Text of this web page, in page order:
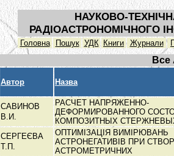
НАУКОВО-
РАДІОАСТРОНОМІЧНОГО
Головна Пошук УДК Книги Журнали
Все
Автор Назва
САВИНОВ
В.И.
РАСЧЕТ НАПРЯЖЕННО-
ДЕФОРМИРОВАННОГО
КОМПОЗИТНЫХ
СЕРГЕЄВА
Т.П.
ОПТИМІЗАЦІЯ ВИМІРЮВАНЬ
АСТРОНЕГАТИВІВ ПРИ
АСТРОМЕТРИЧНИХ